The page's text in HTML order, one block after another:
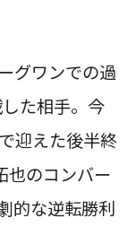
グワンでの過
た相手。今
迎えた後半終
也のコンバー
的な逆転勝利